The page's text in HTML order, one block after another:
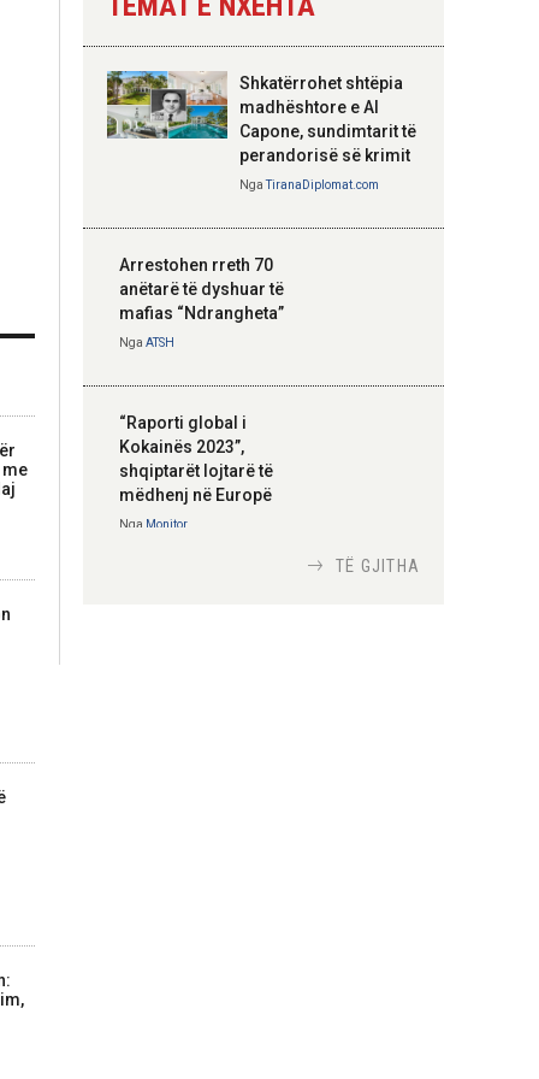
Hoxha takim me
zyrtarë të lartë të
DASH: Angazhim i
përbashkët për
strategjik
Shkatërrohet shtëpia
madhështore e Al
Capone, sundimtarit të
perandorisë së krimit
NgaTiranaDiplomat.com
Arrestohen rreth 70
anëtarë të dyshuar të
mafias “Ndrangheta”
Nga ATSH
“Raporti global i
Kokainës 2023”,
shqiptarët lojtarë të
mëdhenj në Europë
Nga Monitor
TË GJITHA